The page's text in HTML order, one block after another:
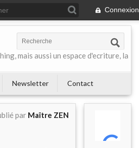
Connexion
mais aussi un espace d'ecriture, la
Newsletter Contact
par Maître ZEN